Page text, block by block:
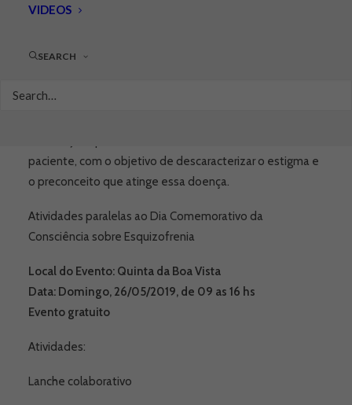
VIDEOS
SEARCH
MAIO 25, 2019
A proposta do Evento Comemorativo do Dia da
divulgar o máximo possível para a sociedade, em
paciente, com o objetivo de descaracterizar o estigma e
o preconceito que atinge essa doença.
Atividades paralelas ao Dia Comemorativo da
Consciência sobre Esquizofrenia
Local do Evento: Quinta da Boa Vista
Data: Domingo, 26/05/2019, de 09 as 16 hs
Evento gratuito
Atividades:
Lanche colaborativo